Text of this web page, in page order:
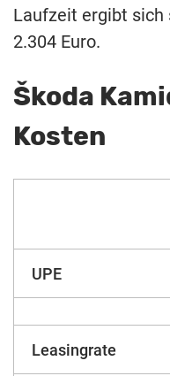
Laufzeit ergibt sich
2.304 Euro.
Škoda
Kosten
UPE
Leasingrate